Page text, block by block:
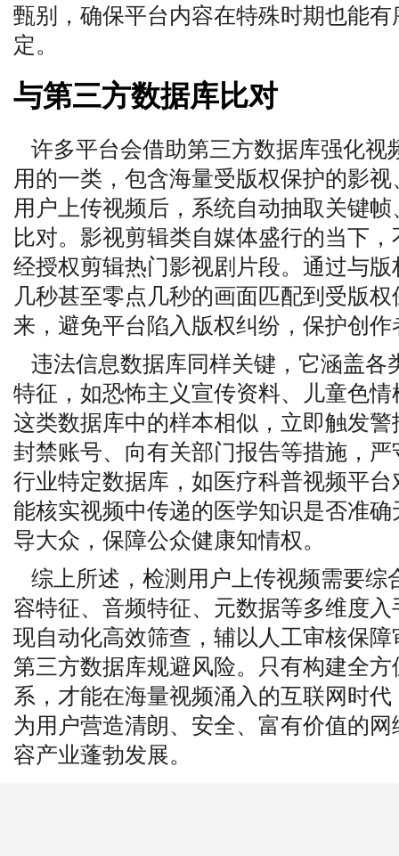
甄别，确保平台内容在特殊时期也能
定。
与第三方数据库比对
许多平台会借助第三方数据库强化视
用的一类，包含海量受版权保护的影
用户上传视频后，系统自动抽取关键
比对。影视剪辑类自媒体盛行的当下
经授权剪辑热门影视剧片段。通过与
几秒甚至零点几秒的画面匹配到受版
来，避免平台陷入版权纠纷，保护创
违法信息数据库同样关键，它涵盖各
特征，如恐怖主义宣传资料、儿童色
这类数据库中的样本相似，立即触发
封禁账号、向有关部门报告等措施，
行业特定数据库，如医疗科普视频平
能核实视频中传递的医学知识是否准
导大众，保障公众健康知情权。
综上所述，检测用户上传视频需要综
容特征、音频特征、元数据等多维度
现自动化高效筛查，辅以人工审核保
第三方数据库规避风险。只有构建全
系，才能在海量视频涌入的互联网时
为用户营造清朗、安全、富有价值的
容产业蓬勃发展。